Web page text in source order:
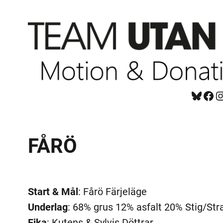
Bluesky Facebook https://www.instagram.com/tug_ck/
FÅRÖ
Start & Mål : Fårö Färjeläge
Underlag: 68% grus 12% asfalt 20% Stig/